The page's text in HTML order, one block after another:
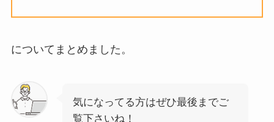
についてまとめました。
気になってる方はぜひ最後までご
覧下さいね！